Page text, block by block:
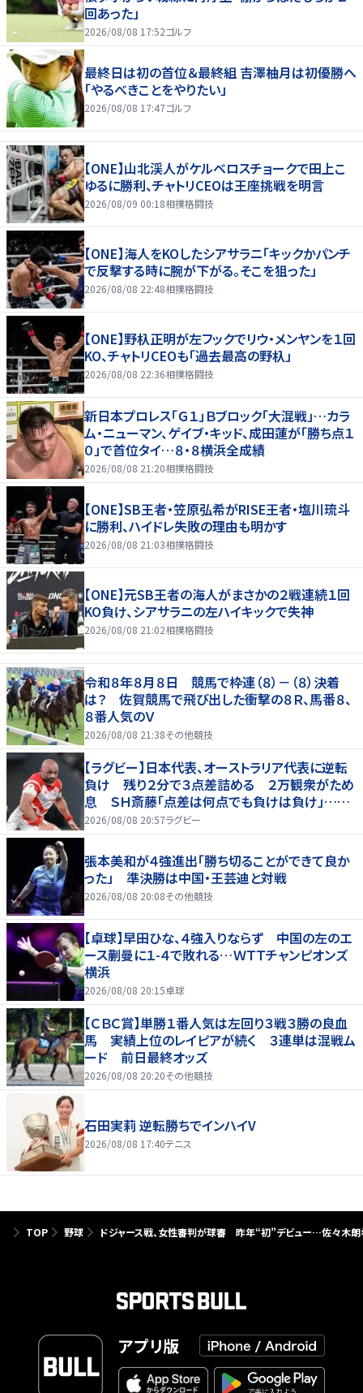
回あった」
2026/08/08 17:52ゴルフ
最終日は初の首位＆最終組 吉澤柚月は初優勝へ
「やるべきことをやりたい」
2026/08/08 17:47ゴルフ
【ONE】山北渓人がケルベロスチョークで田上こ
ゆるに勝利、チャトリCEOは王座挑戦を明言
2026/08/09 00:18相撲格闘技
【ONE】海人をKOしたシアサラニ「キックかパンチ
で反撃する時に腕が下がる。そこを狙った」
2026/08/08 22:48相撲格闘技
【ONE】野杁正明が左フックでリウ・メンヤンを１回
KO、チャトリCEOも「過去最高の野杁」
2026/08/08 22:36相撲格闘技
新日本プロレス「Ｇ１」Ｂブロック「大混戦」…カラ
ム・ニューマン、ゲイブ・キッド、成田蓮が「勝ち点１
０」で首位タイ…８・８横浜全成績
2026/08/08 21:20相撲格闘技
【ONE】SB王者・笠原弘希がRISE王者・塩川琉斗
に勝利、ハイドレ失敗の理由も明かす
2026/08/08 21:03相撲格闘技
【ONE】元SB王者の海人がまさかの２戦連続１回
KO負け、シアサラニの左ハイキックで失神
2026/08/08 21:02相撲格闘技
令和８年８月８日 競馬で枠連（８）－（８）決着
は？ 佐賀競馬で飛び出した衝撃の８Ｒ、馬番８、
８番人気のＶ
2026/08/08 21:38その他競技
【ラグビー】日本代表、オーストラリア代表に逆転
負け 残り２分で３点差詰める ２万観衆がため
息 ＳＨ斎藤「点差は何点でも負けは負け」…前
半にＳＯ伊藤龍が先制トライ、３２ー３５で惜敗
2026/08/08 20:57ラグビー
張本美和が４強進出「勝ち切ることができて良か
った」 準決勝は中国・王芸迪と対戦
2026/08/08 20:08その他競技
【卓球】早田ひな、４強入りならず 中国の左のエ
ース蒯曼に１-４で敗れる…ＷＴＴチャンピオンズ
横浜
2026/08/08 20:15卓球
【ＣＢＣ賞】単勝１番人気は左回り３戦３勝の良血
馬 実績上位のレイピアが続く ３連単は混戦ム
ード 前日最終オッズ
2026/08/08 20:20その他競技
石田実莉 逆転勝ちでインハイV
2026/08/08 17:40テニス
TOP 野球 ドジャース戦、女性審判が球審 昨年“初”デビュー…佐々木
アプリ版